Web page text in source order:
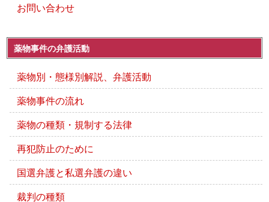
お問い合わせ
薬物事件の弁護活動
薬物別・態様別解説、弁護活動
薬物事件の流れ
薬物の種類・規制する法律
再犯防止のために
国選弁護と私選弁護の違い
裁判の種類